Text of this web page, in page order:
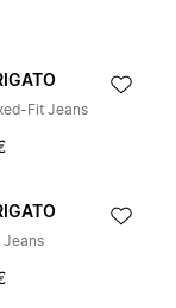
Fit Jeans
Jeans